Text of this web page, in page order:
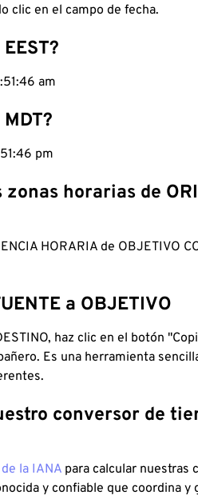
clic en el campo de fecha.
am
pm
horarias de
HORARIA de OBJETIVO
a OBJETIVO
haz clic en el botón
Es una herramienta
conversor de
de la IANA para calcular nuestras
y confiable que coordina y